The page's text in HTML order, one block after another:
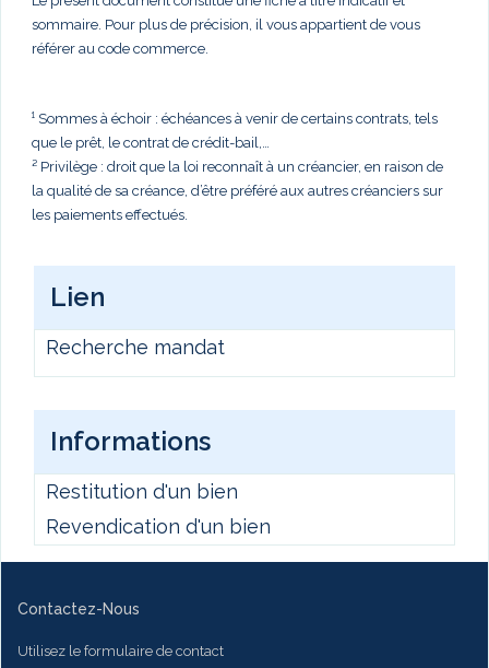
sommaire. Pour plus de précision, il vous appartient de vous
référer au code commerce.
¹ Sommes à échoir : échéances à venir de certains contrats, tels
que le prêt, le contrat de crédit-bail,…
² Privilège : droit que la loi reconnaît à un créancier, en raison de
la qualité de sa créance, d’être préféré aux autres créanciers sur
les paiements effectués.
Lien
Recherche mandat
Informations
Restitution d'un bien
Revendication d'un bien
Contactez-Nous
Utilisez le formulaire de contact